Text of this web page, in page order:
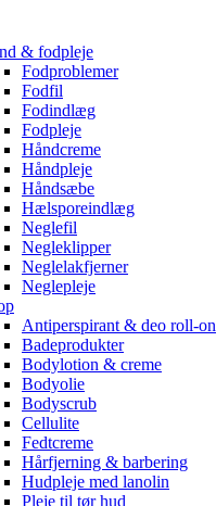
& fodpleje
Fodproblemer
Fodfil
Fodindlæg
Fodpleje
Håndcreme
Håndpleje
Håndsæbe
Hælsporeindlæg
Neglefil
Negleklipper
Neglelakfjerner
Neglepleje
Antiperspirant & deo roll-on
Badeprodukter
Bodylotion & creme
Bodyolie
Bodyscrub
Cellulite
Fedtcreme
Hårfjerning & barbering
Hudpleje med lanolin
Pleje til tør hud